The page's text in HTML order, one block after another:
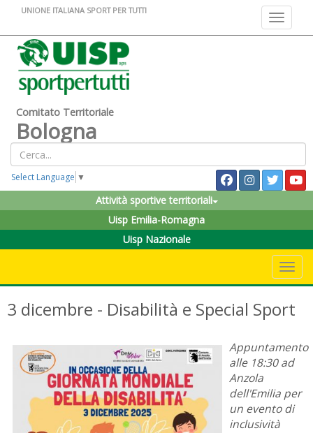
Toggle
UNIONE ITALIANA SPORT PER TUTTI
Comitato Territoriale
Bologna
Select Language ▼
Attività sportive territoriali
Uisp Emilia-Romagna
Uisp Nazionale
3 dicembre - Disabilità e Special Sport
Appuntamento
alle 18:30 ad
Anzola
dell'Emilia per
un evento di
inclusività